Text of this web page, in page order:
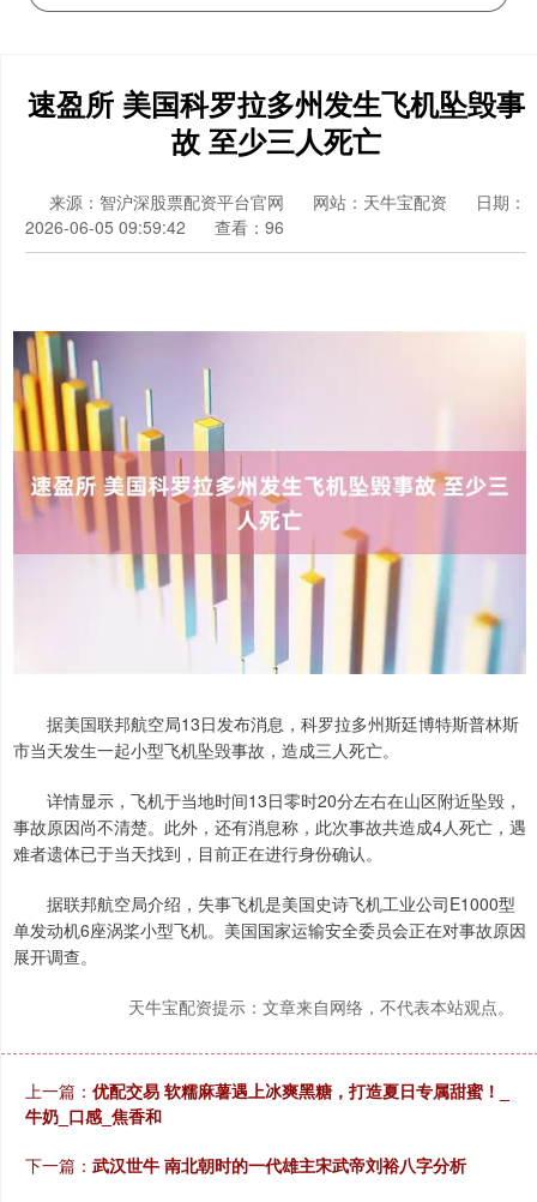
速盈所 美国科罗拉多州发生飞机坠毁事
故 至少三人死亡
来源：智沪深股票配资平台官网 网站：天牛宝配资
日期：
2026-06-05 09:59:42
查看：96
据美国联邦航空局13日发布消息，科罗拉多州斯廷博特斯普林斯
市当天发生一起小型飞机坠毁事故，造成三人死亡。
详情显示，飞机于当地时间13日零时20分左右在山区附近坠毁，
事故原因尚不清楚。此外，还有消息称，此次事故共造成4人死亡，遇
难者遗体已于当天找到，目前正在进行身份确认。
据联邦航空局介绍，失事飞机是美国史诗飞机工业公司E1000型
单发动机6座涡桨小型飞机。美国国家运输安全委员会正在对事故原因
展开调查。
天牛宝配资提示：文章来自网络，不代表本站观点。
上一篇： 优配交易 软糯麻薯遇上冰爽黑糖，打造夏日专属甜蜜！_
牛奶_口感_焦香和
下一篇： 武汉世牛 南北朝时的一代雄主宋武帝刘裕八字分析